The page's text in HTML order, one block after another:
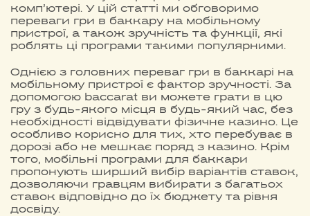
комп’ютері. У цій статті ми обговоримо
переваги гри в баккару на мобільному
пристрої, а також зручність та функції, які
роблять ці програми такими популярними.
Однією з головних переваг гри в баккарі на
мобільному пристрої є фактор зручності. За
допомогою baccarat ви можете грати в цю
гру з будь-якого місця в будь-який час, без
необхідності відвідувати фізичне казино. Це
особливо корисно для тих, хто перебуває в
дорозі або не мешкає поряд з казино. Крім
того, мобільні програми для баккари
пропонують ширший вибір варіантів ставок,
дозволяючи гравцям вибирати з багатьох
ставок відповідно до їх бюджету та рівня
досвіду.